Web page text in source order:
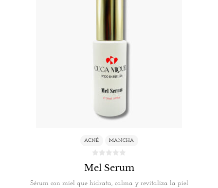
ACNÉ MANCHA
Mel Serum
Sérum con miel que hidrata, calma y revitaliza la piel